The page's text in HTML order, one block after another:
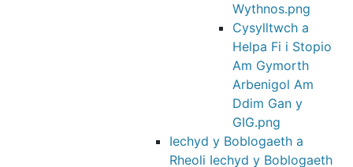
Wythnos.png
Cysylltwch a
Helpa Fi i Stopio
Am Gymorth
Arbenigol Am
Ddim Gan y
GIG.png
Iechyd y Boblogaeth a
Rheoli Iechyd y Boblogaeth